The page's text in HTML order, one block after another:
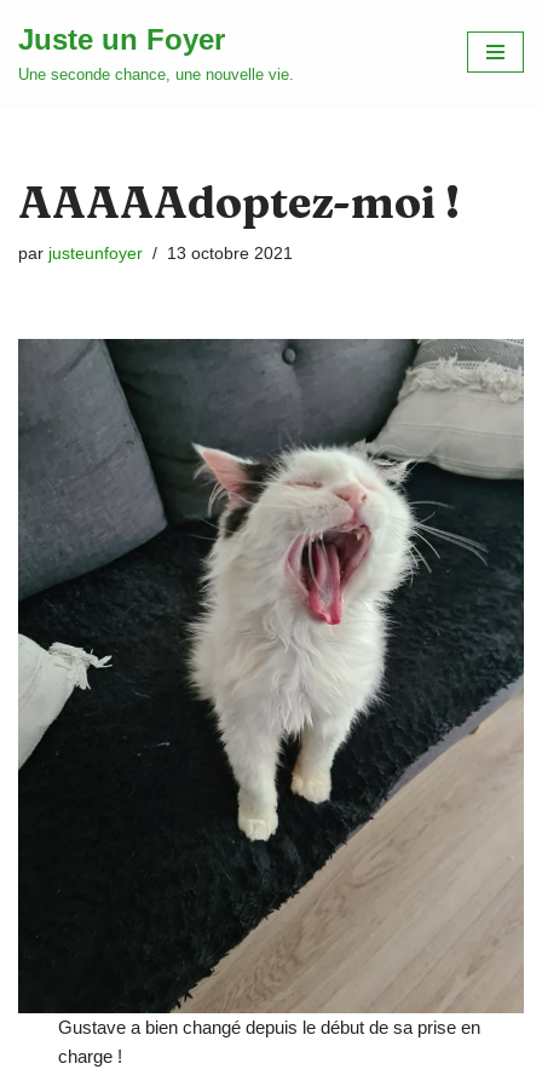
Aller
Juste un Foyer
Une seconde chance, une nouvelle vie.
AAAAAdoptez-moi !
par justeunfoyer 13 octobre 2021
Gustave a bien changé depuis le début de sa prise en
charge !